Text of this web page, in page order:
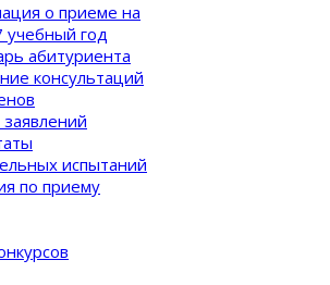
о приеме на
учебный год
абитуриента
консультаций
испытаний
по приему